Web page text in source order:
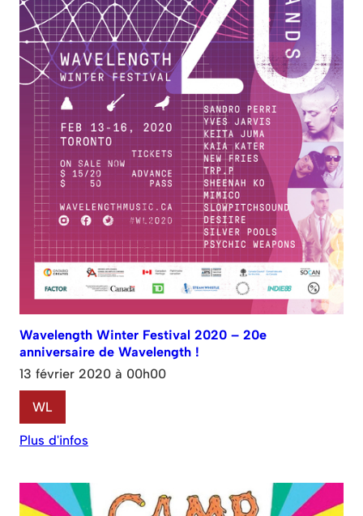
Wavelength Winter Festival 2020 – 20e
anniversaire de Wavelength !
13 février 2020 à 00h00
WL
Plus d'infos